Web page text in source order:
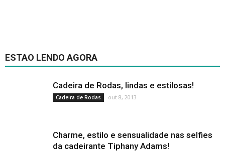
ESTAO LENDO AGORA
Cadeira de Rodas, lindas e estilosas!
Cadeira de Rodas out 8, 2013
Charme, estilo e sensualidade nas selfies
da cadeirante Tiphany Adams!